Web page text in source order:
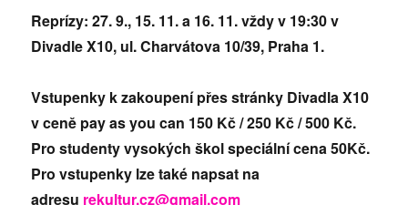
Reprízy: 27. 9., 15. 11. a 16. 11. vždy v 19:30 v
Divadle X10, ul. Charvátova 10/39, Praha 1.
Vstupenky k zakoupení přes stránky Divadla X10
v ceně pay as you can 150 Kč / 250 Kč / 500 Kč.
Pro studenty vysokých škol speciální cena 50Kč.
Pro vstupenky lze také napsat na
adresu rekultur.cz@gmail.com